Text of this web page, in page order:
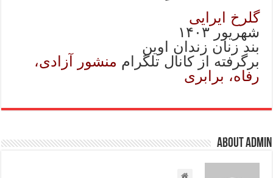
گلرخ ایرایی
شهریور ۱۴۰۳
بند زنان زندان اوین
برگرفته از کانال تلگرام منشور آزادی،
رفاه، برابری
About admin